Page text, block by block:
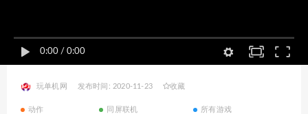
0:00 / 0:00
玩单机网 发布时间: 2020-11-23 收藏
动作 同屏联机 所有游戏